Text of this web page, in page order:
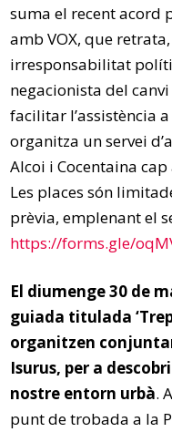
suma el recent acord
amb VOX, que
irresponsabilitat
negacionista del
facilitar l’assistència
organitza un servei
Alcoi i Cocentaina
Les places són
prèvia, emplenant el
https://forms.gle/
El diumenge 30 de
guiada titulada
organitzen
Isurus, per a
nostre entorn urbà.
punt de trobada a la